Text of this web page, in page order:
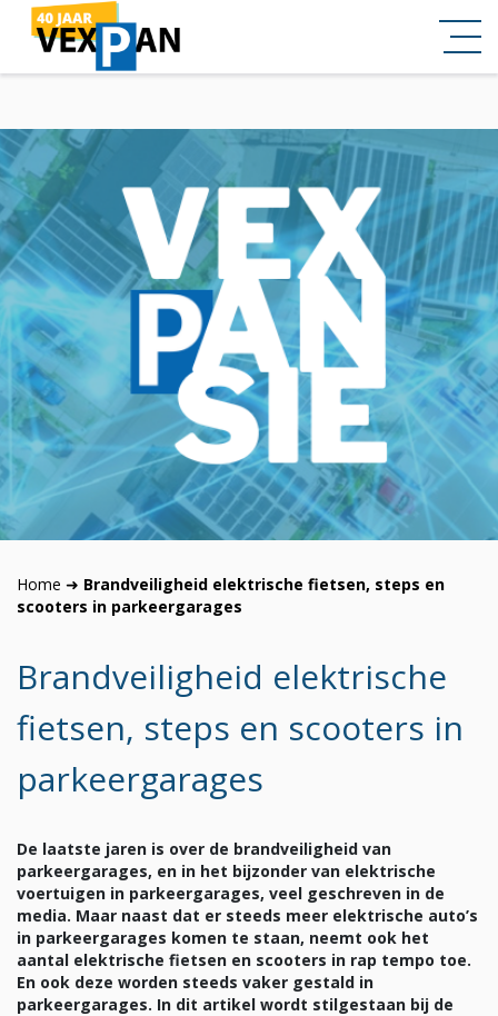
Home ➜ Brandveiligheid elektrische fietsen, steps en
scooters in parkeergarages
Brandveiligheid elektrische
fietsen, steps en scooters in
parkeergarages
De laatste jaren is over de brandveiligheid van
parkeergarages, en in het bijzonder van elektrische
voertuigen in parkeergarages, veel geschreven in de
media. Maar naast dat er steeds meer elektrische auto’s
in parkeergarages komen te staan, neemt ook het
aantal elektrische fietsen en scooters in rap tempo toe.
En ook deze worden steeds vaker gestald in
parkeergarages. In dit artikel wordt stilgestaan bij de